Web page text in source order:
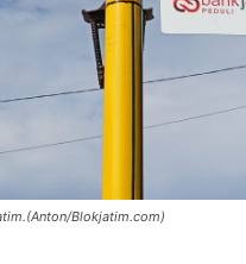
Blokjatim.com)